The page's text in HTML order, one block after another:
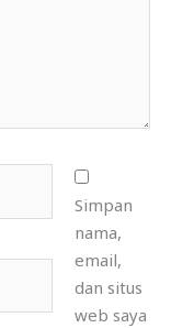
Simpan
nama,
email,
dan situs
web saya